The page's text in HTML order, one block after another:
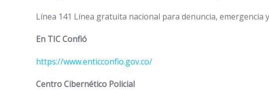
Línea 141 Línea gratuita nacional para denuncia, emergencia
En TIC Confió
https://www.enticconfio.gov.co/
Centro Cibernético Policial